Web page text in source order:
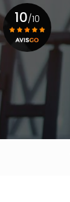
10/10
Voir le certificat